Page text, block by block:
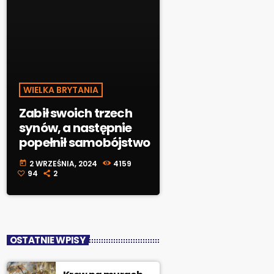
WIELKA BRYTANIA
Zabił swoich trzech
synów, a następnie
popełnił samobójstwo
today 2 WRZEŚNIA, 2024
4159
94
2
OSTATNIE WPISY